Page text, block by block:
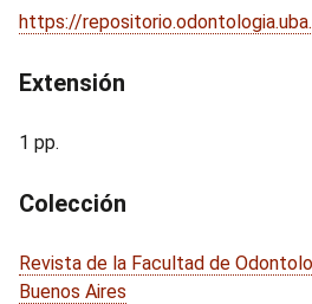
https://
Extensión
1 pp.
Colección
Revista de la Facultad de
Buenos Aires